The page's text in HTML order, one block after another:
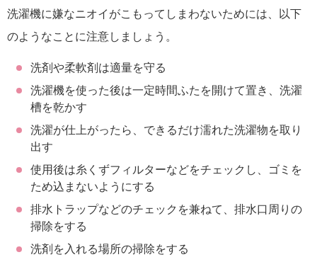
洗濯機に嫌なニオイがこもってしまわないためには、以下
のようなことに注意しましょう。
洗剤や柔軟剤は適量を守る
洗濯機を使った後は一定時間ふたを開けて置き、洗濯
槽を乾かす
洗濯が仕上がったら、できるだけ濡れた洗濯物を取り
出す
使用後は糸くずフィルターなどをチェックし、ゴミを
ため込まないようにする
排水トラップなどのチェックを兼ねて、排水口周りの
掃除をする
洗剤を入れる場所の掃除をする